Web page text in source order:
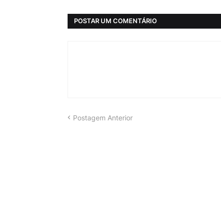
POSTAR UM COMENTÁRIO
Postagem Anterior